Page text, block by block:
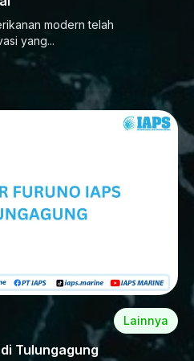
modern telah
yang...
Lainnya
Tulungagung